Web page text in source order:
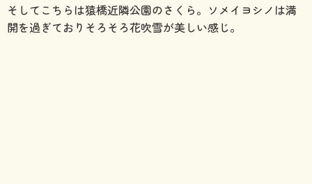
そしてこちらは猿橋近隣公園のさくら。ソメイヨシノは満
開を過ぎておりそろそろ花吹雪が美しい感じ。